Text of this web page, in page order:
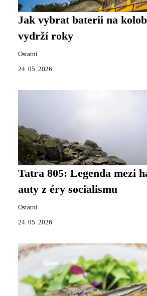
Jak vybrat baterii na
vydrží roky
Ostatní
24. 05. 2026
Tatra 805: Legenda mezi
auty z éry socialismu
Ostatní
24. 05. 2026